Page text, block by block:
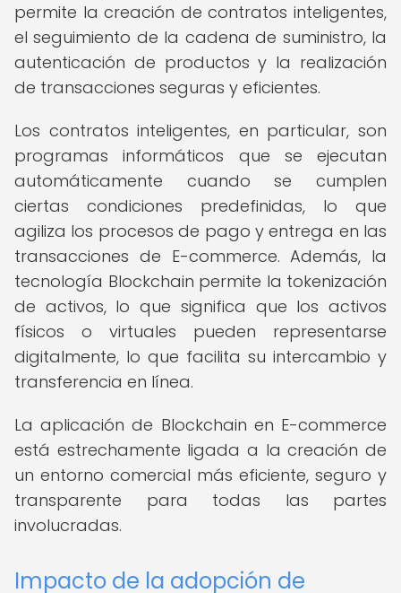
permite la creación de contratos inteligentes,
el seguimiento de la cadena de suministro, la
autenticación de productos y la realización
de transacciones seguras y eficientes.
Los contratos inteligentes, en particular, son
programas informáticos que se ejecutan
automáticamente cuando se cumplen
ciertas condiciones predefinidas, lo que
agiliza los procesos de pago y entrega en las
transacciones de E-commerce. Además, la
tecnología Blockchain permite la tokenización
de activos, lo que significa que los activos
físicos o virtuales pueden representarse
digitalmente, lo que facilita su intercambio y
transferencia en línea.
La aplicación de Blockchain en E-commerce
está estrechamente ligada a la creación de
un entorno comercial más eficiente, seguro y
transparente para todas las partes
involucradas.
Impacto de la adopción de